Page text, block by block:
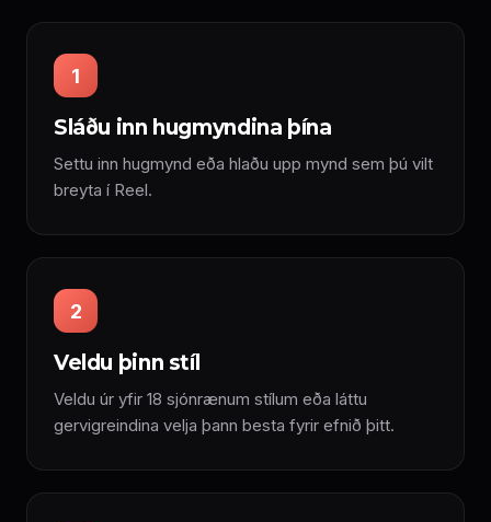
1
Sláðu inn hugmyndina þína
Settu inn hugmynd eða hlaðu upp mynd sem þú vilt
breyta í Reel.
2
Veldu þinn stíl
Veldu úr yfir 18 sjónrænum stílum eða láttu
gervigreindina velja þann besta fyrir efnið þitt.